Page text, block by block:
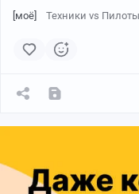
[моё] Техники vs Пилоты